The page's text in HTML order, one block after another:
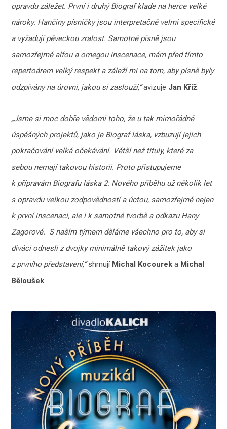
opravdu záležet. První i druhý Biograf klade na herce velké
nároky. Hančiny písničky jsou interpretačně velmi specifické
a vyžadují pěveckou zralost. Samotné písně jsou
samozřejmě alfou a omegou inscenace, mám před tímto
repertoárem velký respekt a záleží mi na tom, aby písně byly
odzpívány na úrovni, jakou si zaslouží,“avizuje Jan Kříž.
„Jsme si moc dobře vědomi toho, že u tak mimořádně
úspěšných projektů, jako je Biograf láska, vzbuzují jejich
pokračování velká očekávání. Větší než tituly, které za
sebou nemají takovou historii. Proto přistupujeme
k přípravám Biografu láska 2: Nového příběhu už několik let
s opravdu velkou zodpovědností a úctou, samozřejmě nejen
k první inscenaci, ale i k samotné tvorbě a odkazu Hany
Zagorové. S naším týmem děláme všechno pro to, aby si
diváci odnesli z dvojky minimálně takový zážitek jako
z prvního představení,“shrnují Michal Kocourek a Michal
Běloušek.